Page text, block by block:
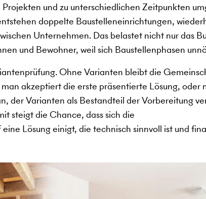
und zu unterschiedlichen Zeitpunkten
doppelte Baustelleneinrichtungen,
Unternehmen. Das belastet nicht nur das
und Bewohner, weil sich Baustellenphasen
Ohne Varianten bleibt die
akzeptiert die erste präsentierte Lösung, oder
der Varianten als Bestandteil der Vorbereitung
steigt die Chance, dass sich die
Lösung einigt, die technisch sinnvoll ist und